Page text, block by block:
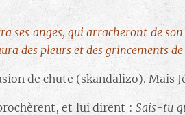
ses anges, qui arracheront de
des pleurs et des grincements
de chute (skandalizo). Mais
et lui dirent : Sais-tu